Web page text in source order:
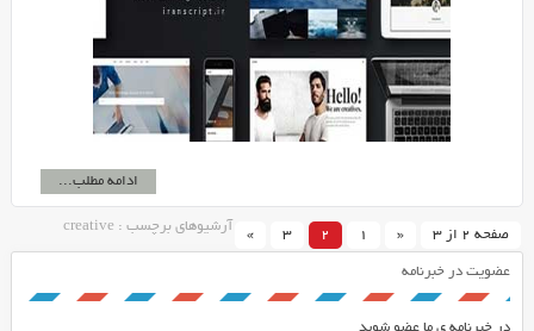
ادامه مطلب...
صفحه 2 از 3 «
1
2
3
»
آرشیوهای برچسب : creative
عضویت در خبرنامه